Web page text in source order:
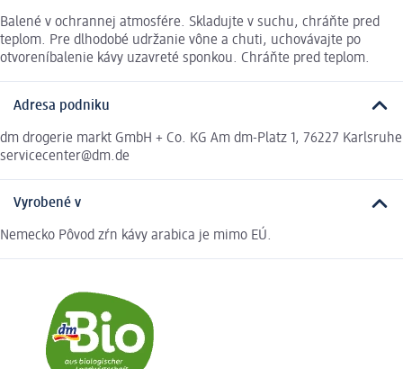
Balené v ochrannej atmosfére. Skladujte v suchu, chráňte pred
teplom. Pre dlhodobé udržanie vône a chuti, uchovávajte po
otvoreníbalenie kávy uzavreté sponkou. Chráňte pred teplom.
Adresa podniku
dm drogerie markt GmbH + Co. KG Am dm-Platz 1, 76227 Karlsruhe
servicecenter@dm.de
Vyrobené v
Nemecko Pôvod zŕn kávy arabica je mimo EÚ.